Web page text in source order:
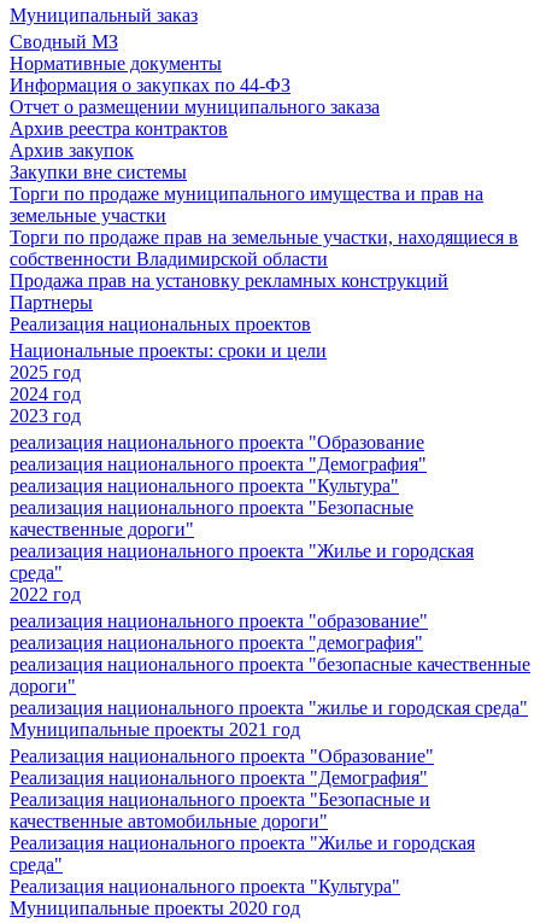
Муниципальный заказ
Сводный МЗ
Нормативные документы
Информация о закупках по 44-ФЗ
Отчет о размещении муниципального заказа
Архив реестра контрактов
Архив закупок
Закупки вне системы
Торги по продаже муниципального имущества и прав на
земельные участки
Торги по продаже прав на земельные участки, находящиеся в
собственности Владимирской области
Продажа прав на установку рекламных конструкций
Партнеры
Реализация национальных проектов
Национальные проекты: сроки и цели
2025 год
2024 год
2023 год
реализация национального проекта "Образование
реализация национального проекта "Демография"
реализация национального проекта "Культура"
реализация национального проекта "Безопасные
качественные дороги"
реализация национального проекта "Жилье и городская
среда"
2022 год
реализация национального проекта "образование"
реализация национального проекта "демография"
реализация национального проекта "безопасные качественные
дороги"
реализация национального проекта "жилье и городская среда"
Муниципальные проекты 2021 год
Реализация национального проекта "Образование"
Реализация национального проекта "Демография"
Реализация национального проекта "Безопасные и
качественные автомобильные дороги"
Реализация национального проекта "Жилье и городская
среда"
Реализация национального проекта "Культура"
Муниципальные проекты 2020 год